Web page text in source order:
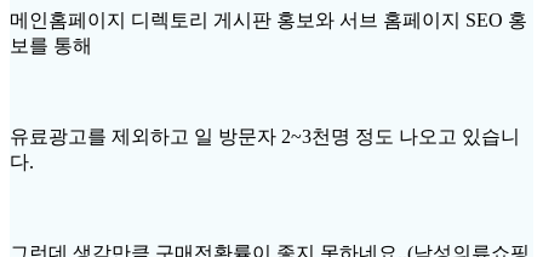
메인홈페이지 디렉토리 게시판 홍보와 서브 홈페이지 SEO 홍
보를 통해
유료광고를 제외하고 일 방문자 2~3천명 정도 나오고 있습니
다.
그런데 생각만큼 구매전환률이 좋지 못하네요..(남성의류쇼핑